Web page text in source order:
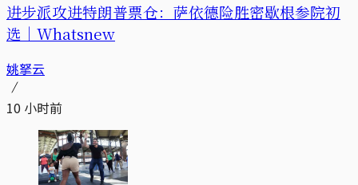
进步派攻进特朗普票仓：萨依德险胜密歇根参院初
选｜Whatsnew
姚拏云
10 小时前